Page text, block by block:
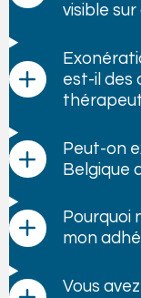
visible
est-il des
Peut-on
Belgique
Pourquoi
mon
Vous